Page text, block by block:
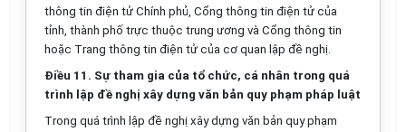
thông tin điện tử Chính phủ, Cổng thông tin điện tử của
tỉnh, thành phố trực thuộc trung ương và Cổng thông tin
hoặc Trang thông tin điện tử của cơ quan lập đề nghị.
Điều 11. Sự tham gia của tổ chức, cá nhân trong quá
trình lập đề nghị xây dựng văn bản quy phạm pháp luật
Trong quá trình lập đề nghị xây dựng văn bản quy phạm